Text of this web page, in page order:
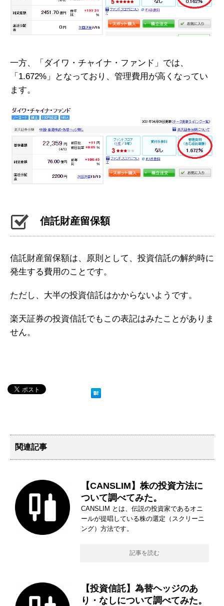
一方、「ダイワ・チャイナ・ファンド」では、
「1.672%」となっており、管理費用が高くなってい
ます。
信託財産留保額
信託財産留保額は、原則として、投資信託の解約時に
発生する費用のことです。
ただし、大半の投資信託はかからないようです。
楽天証券の投資信託でもこの表記はみたことがありま
せん。
関連記事
【CANSLIM】株の投資方法に
ついて調べてみた。
CANSLIM とは、伝説の投資家であるオニ
ールが提唱している株の選定（スクリーニ
ング）方法です。
記事を読む
【投資信託】為替ヘッジのあ
り・なしについて調べてみた。